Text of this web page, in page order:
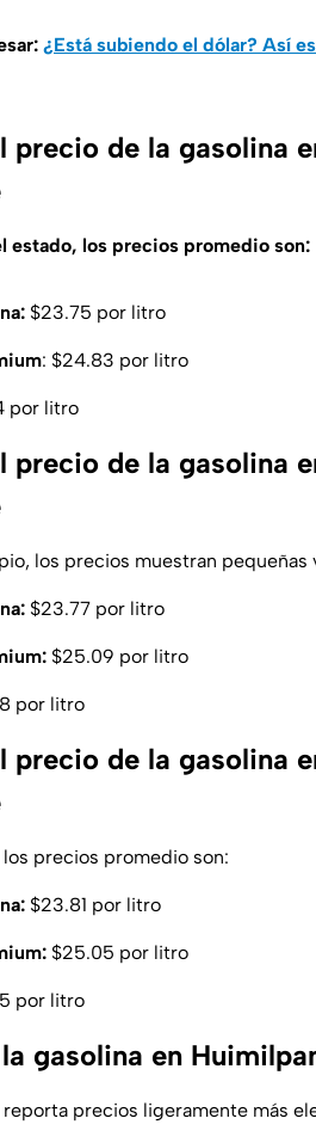
¿Está subiendo el dólar? Así
precio de la gasolina
estado, los precios promedio son:
$23.75 por litro
: $24.83 por litro
por litro
precio de la gasolina
los precios muestran pequeñas
$23.77 por litro
$25.09 por litro
por litro
precio de la gasolina
los precios promedio son:
$23.81 por litro
$25.05 por litro
por litro
gasolina en
precios ligeramente más